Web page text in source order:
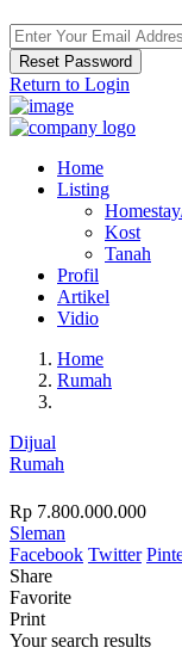
Reset Password
Return to Login
Home
Listing
Kost
Tanah
Profil
Artikel
Vidio
Home
Rumah
Dijual
Rumah
Rp 7.800.000.000
Sleman
Facebook Twitter
Share
Favorite
Print
Your search results